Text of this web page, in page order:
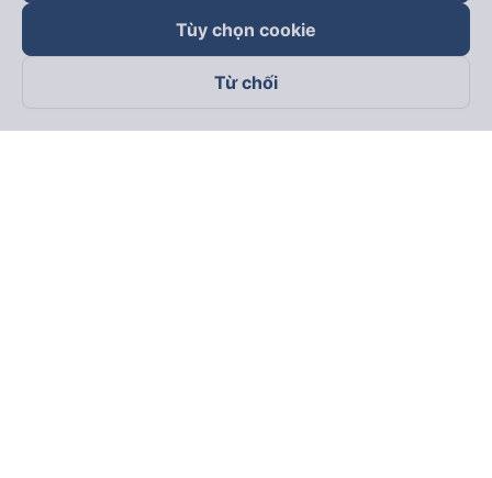
Đối tác thanh toánTùy chọn cookie
Từ chối